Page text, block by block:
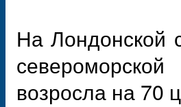
На Лондонской
возросла на 70